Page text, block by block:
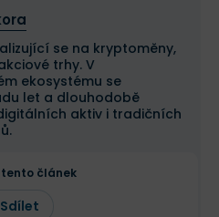
se na kryptoměny,
trhy. V
ekosystému se
let a dlouhodobě
aktiv i tradičních
článek
Sdílet